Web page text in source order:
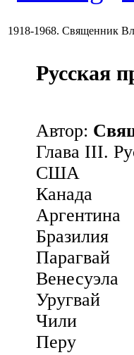
1918-1968. Священник
Русская
Автор:
Глава III.
США
Канада
Аргентина
Бразилия
Парагвай
Венесуэла
Уругвай
Чили
Перу